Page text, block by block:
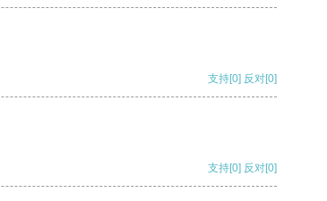
支持[0] 反对[0]
支持[0] 反对[0]